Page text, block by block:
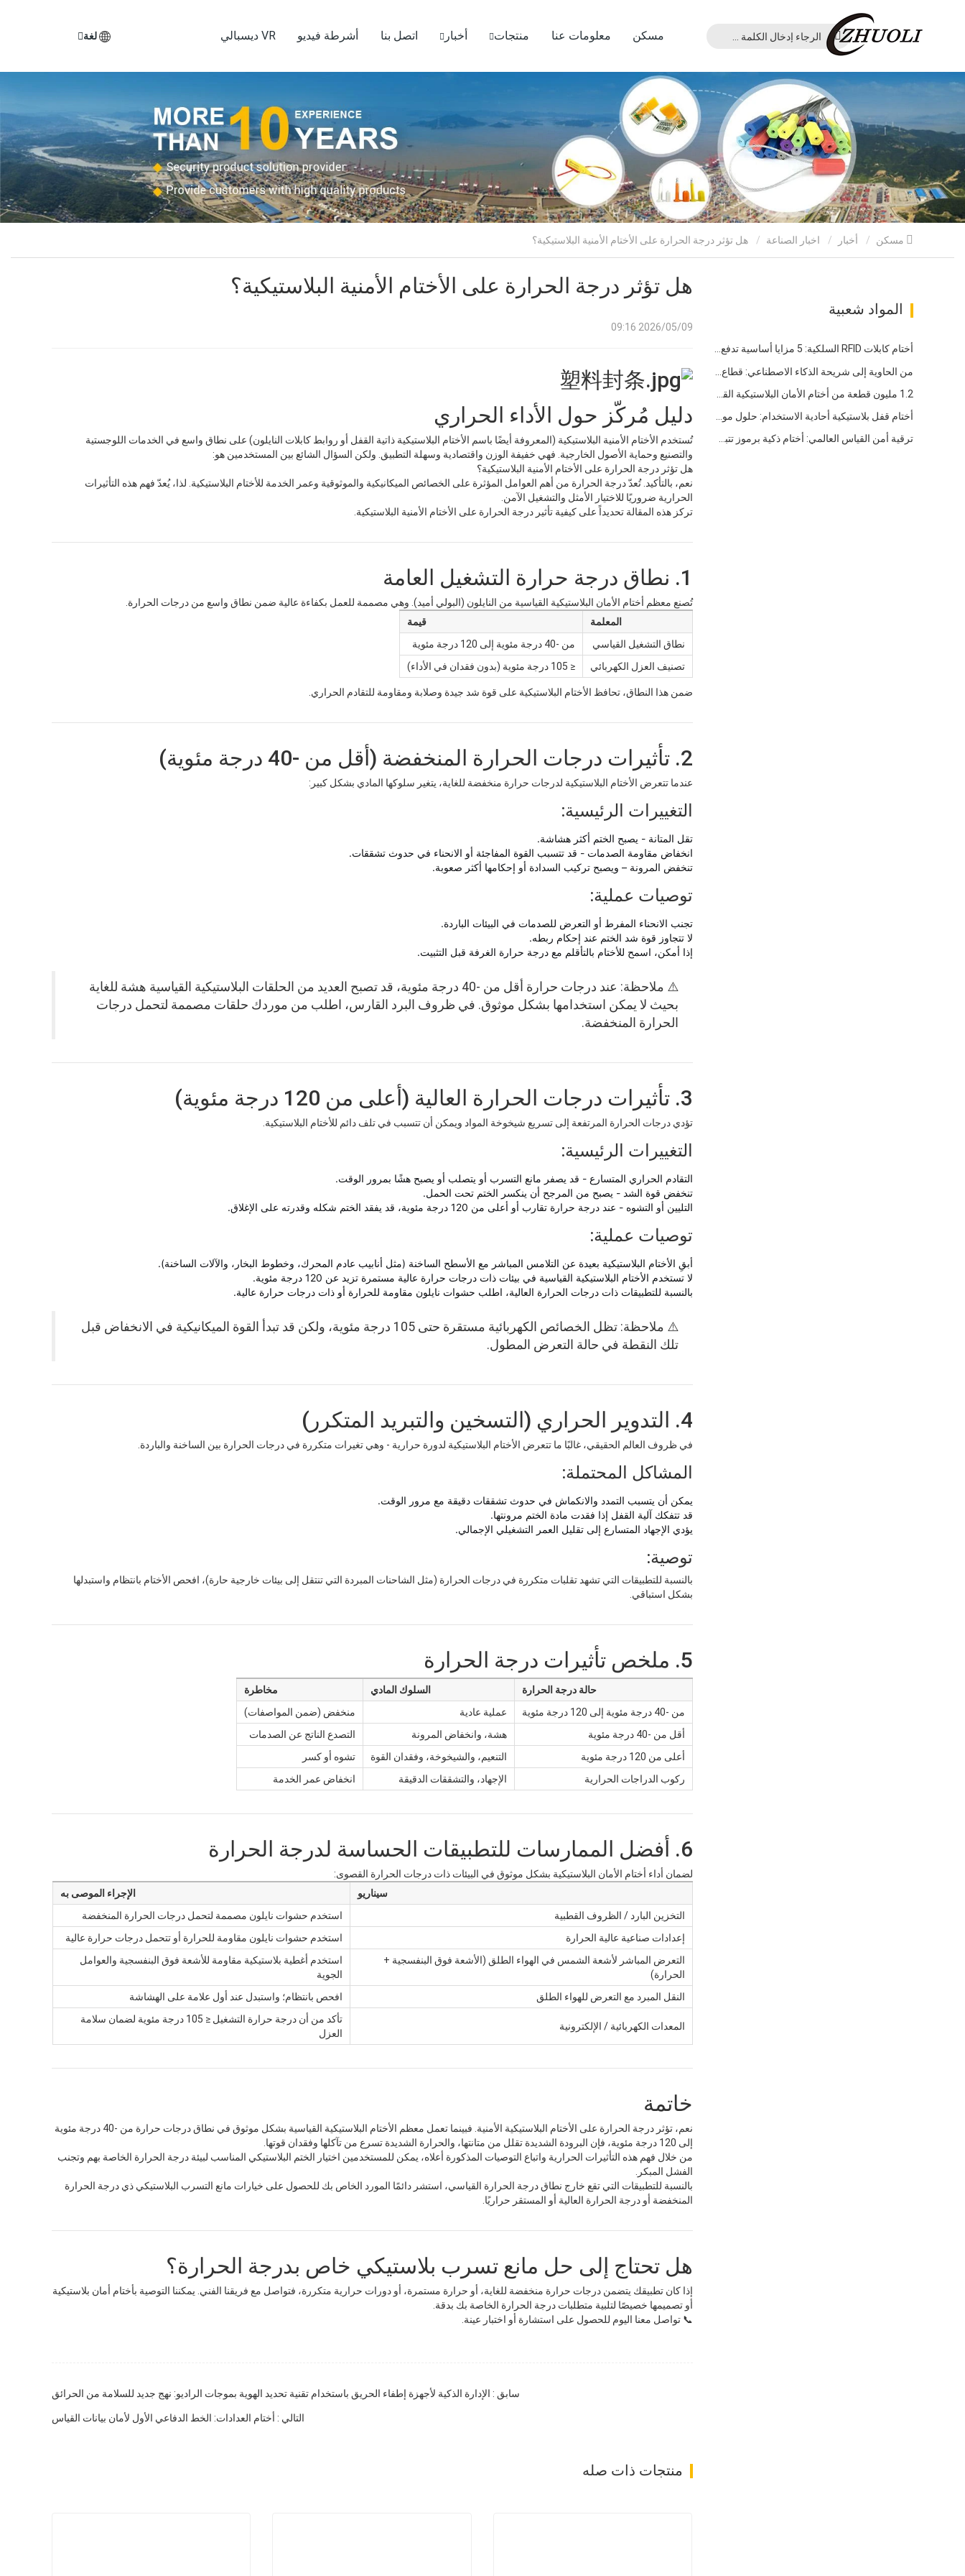
مسكن معلومات عنا منتجات أخبار اتصل بنا أشرطة فيديو VR ديسبالي لغة
أخبار اخبار الصناعة
هل تؤثر درجة الحرارة على الأختام الأمنية البلاستيكية؟
2026/05/09 09:16
دليل مُركّز حول الأداء الحراري
تُستخدم الأختام الأمنية البلاستيكية (المعروفة أيضًا باسم الأختام البلاستيكية ذاتية القفل أو روابط كابلات النايلون) على نطاق واسع في الخدمات اللوجستية
والتصنيع وحماية الأصول الخارجية. فهي خفيفة الوزن واقتصادية وسهلة التطبيق. ولكن السؤال الشائع بين المستخدمين هو:
هل تؤثر درجة الحرارة على الأختام الأمنية البلاستيكية؟
نعم، بالتأكيد. تُعدّ درجة الحرارة من أهم العوامل المؤثرة على الخصائص الميكانيكية والموثوقية وعمر الخدمة للأختام البلاستيكية. لذا، يُعدّ فهم هذه التأثيرات
الحرارية ضروريًا للاختيار الأمثل والتشغيل الآمن.
تركز هذه المقالة تحديداً على كيفية تأثير درجة الحرارة على الأختام الأمنية البلاستيكية.
1. نطاق درجة حرارة التشغيل العامة
تُصنع معظم أختام الأمان البلاستيكية القياسية من النايلون (البولي أميد). وهي مصممة للعمل بكفاءة عالية ضمن نطاق واسع من درجات الحرارة.
المعلمة
قيمة
نطاق التشغيل القياسي
من -40 درجة مئوية إلى 120 درجة مئوية
تصنيف العزل الكهربائي
≤ 105 درجة مئوية (بدون فقدان في الأداء)
ضمن هذا النطاق، تحافظ الأختام البلاستيكية على قوة شد جيدة وصلابة ومقاومة للتقادم الحراري.
2. تأثيرات درجات الحرارة المنخفضة (أقل من -40 درجة مئوية)
عندما تتعرض الأختام البلاستيكية لدرجات حرارة منخفضة للغاية، يتغير سلوكها المادي بشكل كبير:
التغييرات الرئيسية:
تقل المتانة - يصبح الختم أكثر هشاشة.
انخفاض مقاومة الصدمات - قد تتسبب القوة المفاجئة أو الانحناء في حدوث تشققات.
تنخفض المرونة – ويصبح تركيب السدادة أو إحكامها أكثر صعوبة.
توصيات عملية:
تجنب الانحناء المفرط أو التعرض للصدمات في البيئات الباردة.
لا تتجاوز قوة شد الختم عند إحكام ربطه.
إذا أمكن، اسمح للأختام بالتأقلم مع درجة حرارة الغرفة قبل التثبيت.
⚠️ ملاحظة: عند درجات حرارة أقل من -40 درجة مئوية، قد تصبح العديد من الحلقات البلاستيكية القياسية هشة للغاية
بحيث لا يمكن استخدامها بشكل موثوق. في ظروف البرد القارس، اطلب من موردك حلقات مصممة لتحمل درجات
الحرارة المنخفضة.
3. تأثيرات درجات الحرارة العالية (أعلى من 120 درجة مئوية)
تؤدي درجات الحرارة المرتفعة إلى تسريع شيخوخة المواد ويمكن أن تتسبب في تلف دائم للأختام البلاستيكية.
التغييرات الرئيسية:
التقادم الحراري المتسارع - قد يصفر مانع التسرب أو يتصلب أو يصبح هشًا بمرور الوقت.
تنخفض قوة الشد - يصبح من المرجح أن ينكسر الختم تحت الحمل.
التليين أو التشوه - عند درجة حرارة تقارب أو أعلى من 120 درجة مئوية، قد يفقد الختم شكله وقدرته على الإغلاق.
توصيات عملية:
أبقِ الأختام البلاستيكية بعيدة عن التلامس المباشر مع الأسطح الساخنة (مثل أنابيب عادم المحرك، وخطوط البخار، والآلات الساخنة).
لا تستخدم الأختام البلاستيكية القياسية في بيئات ذات درجات حرارة عالية مستمرة تزيد عن 120 درجة مئوية.
بالنسبة للتطبيقات ذات درجات الحرارة العالية، اطلب حشوات نايلون مقاومة للحرارة أو ذات درجات حرارة عالية.
⚠️ ملاحظة: تظل الخصائص الكهربائية مستقرة حتى 105 درجة مئوية، ولكن قد تبدأ القوة الميكانيكية في الانخفاض قبل
تلك النقطة في حالة التعرض المطول.
4. التدوير الحراري (التسخين والتبريد المتكرر)
في ظروف العالم الحقيقي، غالبًا ما تتعرض الأختام البلاستيكية لدورة حرارية - وهي تغيرات متكررة في درجات الحرارة بين الساخنة والباردة.
المشاكل المحتملة:
يمكن أن يتسبب التمدد والانكماش في حدوث تشققات دقيقة مع مرور الوقت.
قد تتفكك آلية القفل إذا فقدت مادة الختم مرونتها.
يؤدي الإجهاد المتسارع إلى تقليل العمر التشغيلي الإجمالي.
توصية:
بالنسبة للتطبيقات التي تشهد تقلبات متكررة في درجات الحرارة (مثل الشاحنات المبردة التي تنتقل إلى بيئات خارجية حارة)، افحص الأختام بانتظام واستبدلها
بشكل استباقي.
5. ملخص تأثيرات درجة الحرارة
حالة درجة الحرارة السلوك المادي
مخاطرة
من -40 درجة مئوية إلى 120 درجة مئوية
عملية عادية
منخفض (ضمن المواصفات)
أقل من -40 درجة مئوية
هشة، وانخفاض المرونة
التصدع الناتج عن الصدمات
أعلى من 120 درجة مئوية
التنعيم، والشيخوخة، وفقدان القوة
تشوه أو كسر
ركوب الدراجات الحرارية
الإجهاد، والتشققات الدقيقة انخفاض عمر الخدمة
6. أفضل الممارسات للتطبيقات الحساسة لدرجة الحرارة
لضمان أداء أختام الأمان البلاستيكية بشكل موثوق في البيئات ذات درجات الحرارة القصوى:
سيناريو
الإجراء الموصى به
التخزين البارد / الظروف القطبية
استخدم حشوات نايلون مصممة لتحمل درجات الحرارة المنخفضة
إعدادات صناعية عالية الحرارة
استخدم حشوات نايلون مقاومة للحرارة أو تتحمل درجات حرارة عالية
التعرض المباشر لأشعة الشمس في الهواء الطلق (الأشعة فوق البنفسجية +
الحرارة)
استخدم أغطية بلاستيكية مقاومة للأشعة فوق البنفسجية والعوامل
الجوية
النقل المبرد مع التعرض للهواء الطلق
افحص بانتظام؛ واستبدل عند أول علامة على الهشاشة
المعدات الكهربائية / الإلكترونية
تأكد من أن درجة حرارة التشغيل ≤ 105 درجة مئوية لضمان سلامة
العزل
خاتمة
نعم، تؤثر درجة الحرارة على الأختام البلاستيكية الأمنية. فبينما تعمل معظم الأختام البلاستيكية القياسية بشكل موثوق في نطاق درجات حرارة من -40 درجة مئوية
إلى 120 درجة مئوية، فإن البرودة الشديدة تقلل من متانتها، والحرارة الشديدة تسرع من تآكلها وفقدان قوتها.
من خلال فهم هذه التأثيرات الحرارية واتباع التوصيات المذكورة أعلاه، يمكن للمستخدمين اختيار الختم البلاستيكي المناسب لبيئة درجة الحرارة الخاصة بهم وتجنب
الفشل المبكر.
بالنسبة للتطبيقات التي تقع خارج نطاق درجة الحرارة القياسي، استشر دائمًا المورد الخاص بك للحصول على خيارات مانع التسرب البلاستيكي ذي درجة الحرارة
المنخفضة أو درجة الحرارة العالية أو المستقر حراريًا.
هل تحتاج إلى حل مانع تسرب بلاستيكي خاص بدرجة الحرارة؟
إذا كان تطبيقك يتضمن درجات حرارة منخفضة للغاية، أو حرارة مستمرة، أو دورات حرارية متكررة، فتواصل مع فريقنا الفني. يمكننا التوصية بأختام أمان بلاستيكية
أو تصميمها خصيصًا لتلبية متطلبات درجة الحرارة الخاصة بك بدقة.
📞 تواصل معنا اليوم للحصول على استشارة أو اختبار عينة.
سابق : الإدارة الذكية لأجهزة إطفاء الحريق باستخدام تقنية تحديد الهوية بموجات الراديو: نهج جديد للسلامة من الحرائق
التالي : أختام العدادات: الخط الدفاعي الأول لأمان بيانات القياس
منتجات ذات صله
المواد شعبية
أختام كابلات RFID السلكية: 5 مزايا أساسية تدفع تحول الشحن العالمي نحو الأمن الذكي في عام 2026
ترقية أمن القياس العالمي: أختام ذكية برموز تتبع فريدة تعيد تعريف الحماية ضد العبث